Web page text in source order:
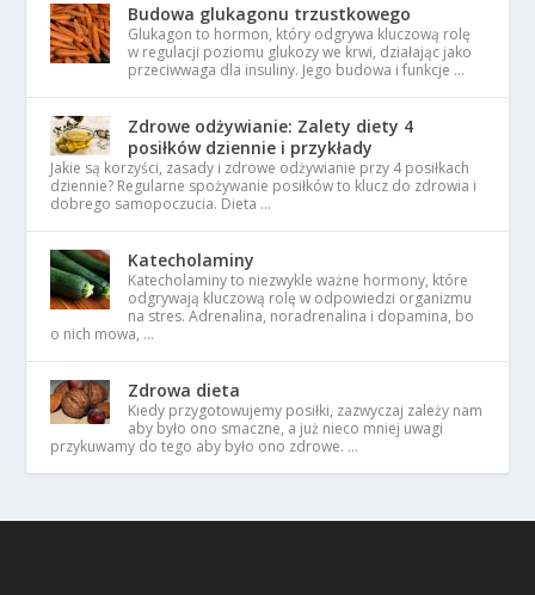
Budowa glukagonu trzustkowego
Glukagon to hormon, który odgrywa kluczową rolę
w regulacji poziomu glukozy we krwi, działając jako
przeciwwaga dla insuliny. Jego budowa i funkcje …
Zdrowe odżywianie: Zalety diety 4
posiłków dziennie i przykłady
Jakie są korzyści, zasady i zdrowe odżywianie przy 4 posiłkach
dziennie? Regularne spożywanie posiłków to klucz do zdrowia i
dobrego samopoczucia. Dieta …
Katecholaminy
Katecholaminy to niezwykle ważne hormony, które
odgrywają kluczową rolę w odpowiedzi organizmu
na stres. Adrenalina, noradrenalina i dopamina, bo
o nich mowa, …
Zdrowa dieta
Kiedy przygotowujemy posiłki, zazwyczaj zależy nam
aby było ono smaczne, a już nieco mniej uwagi
przykuwamy do tego aby było ono zdrowe. …